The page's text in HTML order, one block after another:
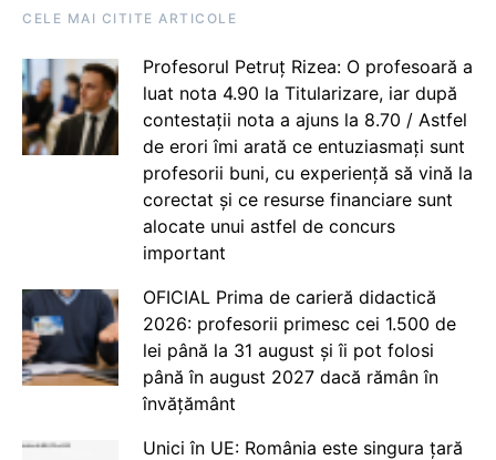
CELE MAI CITITE ARTICOLE
Profesorul Petruț Rizea: O profesoară a
luat nota 4.90 la Titularizare, iar după
contestații nota a ajuns la 8.70 / Astfel
de erori îmi arată ce entuziasmați sunt
profesorii buni, cu experiență să vină la
corectat și ce resurse financiare sunt
alocate unui astfel de concurs
important
OFICIAL Prima de carieră didactică
2026: profesorii primesc cei 1.500 de
lei până la 31 august și îi pot folosi
până în august 2027 dacă rămân în
învățământ
Unici în UE: România este singura țară